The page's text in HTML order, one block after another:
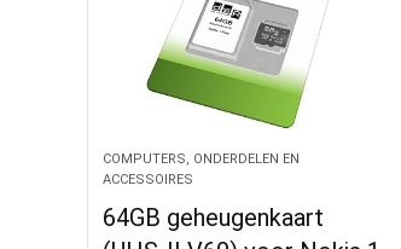
COMPUTERS, ONDERDELEN EN
ACCESSOIRES
64GB geheugenkaart